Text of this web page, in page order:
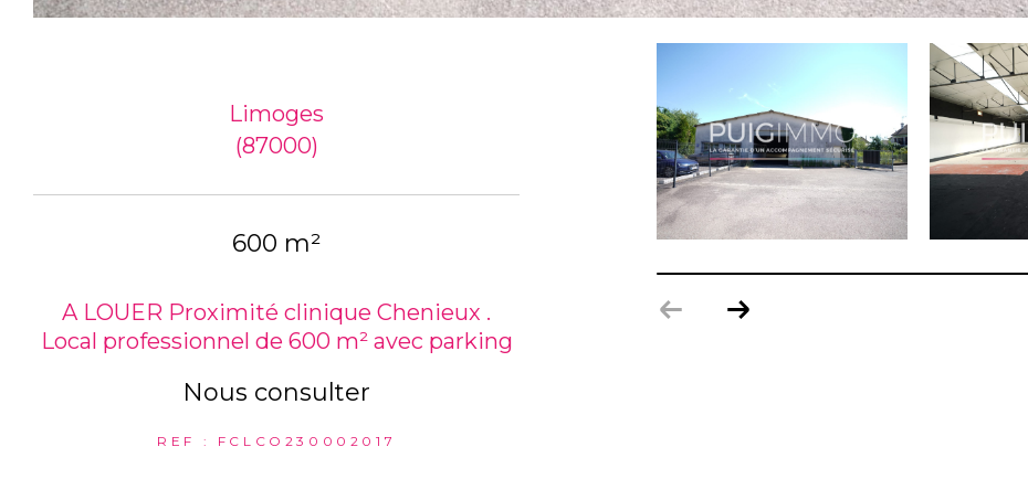
Limoges
(87000)
600 m²
A LOUER Proximité clinique Chenieux .
Local professionnel de 600 m² avec parking
Nous consulter
REF : FCLCO230002017